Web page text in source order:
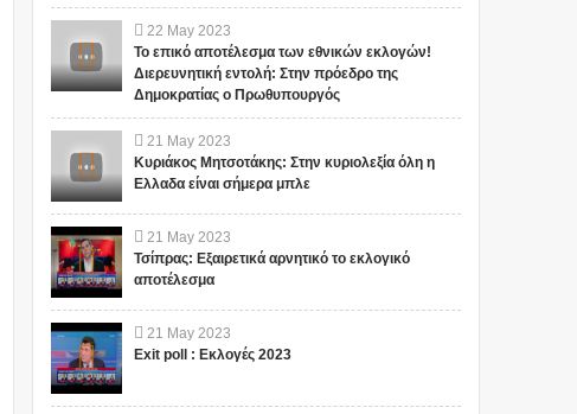
22 May 2023
Το επικό αποτέλεσμα των εθνικών εκλογών!
Διερευνητική εντολή: Στην πρόεδρο της
Δημοκρατίας ο Πρωθυπουργός
21 May 2023
Κυριάκος Μητσοτάκης: Στην κυριολεξία όλη η
Ελλαδα είναι σήμερα μπλε
21 May 2023
Τσίπρας: Εξαιρετικά αρνητικό το εκλογικό
αποτέλεσμα
21 May 2023
Exit poll : Εκλογές 2023